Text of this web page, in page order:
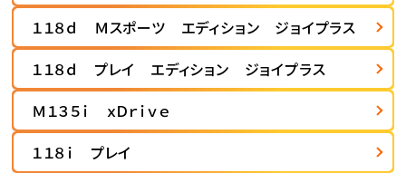
１１８ｄ Ｍスポーツ エディション ジョイプラス
１１８ｄ プレイ エディション ジョイプラス
Ｍ１３５ｉ ｘＤｒｉｖｅ
１１８ｉ プレイ